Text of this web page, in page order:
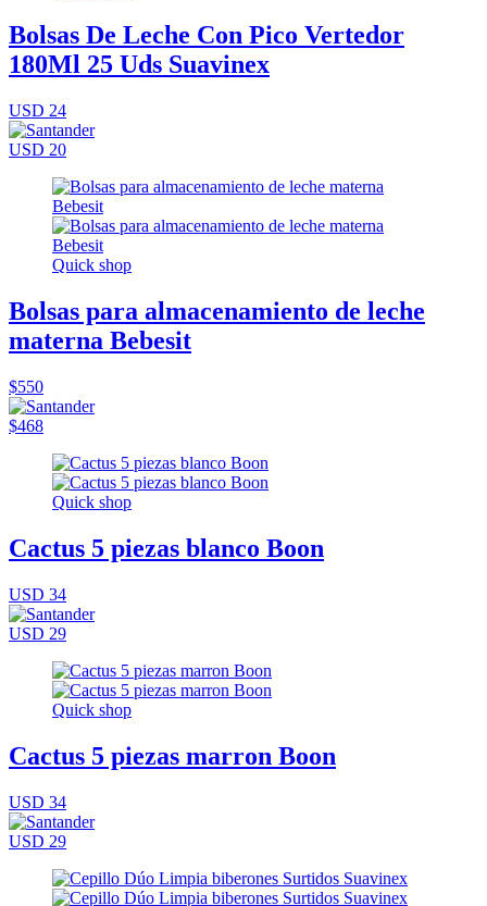
Bolsas De Leche Con Pico Vertedor
180Ml 25 Uds Suavinex
USD 24
USD 20
Quick shop
Bolsas para almacenamiento de leche
materna Bebesit
$550
$468
Quick shop
Cactus 5 piezas blanco Boon
USD 34
USD 29
Quick shop
Cactus 5 piezas marron Boon
USD 34
USD 29